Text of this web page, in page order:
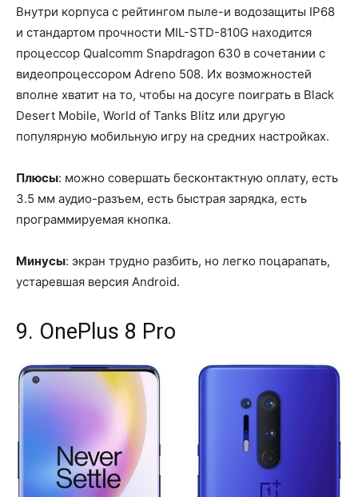
Внутри корпуса с рейтингом пыле-и водозащиты IP68
и стандартом прочности MIL-STD-810G находится
процессор Qualcomm Snapdragon 630 в сочетании с
видеопроцессором Adreno 508. Их возможностей
вполне хватит на то, чтобы на досуге поиграть в Black
Desert Mobile, World of Tanks Blitz или другую
популярную мобильную игру на средних настройках.
Плюсы: можно совершать бесконтактную оплату, есть
3.5 мм аудио-разъем, есть быстрая зарядка, есть
программируемая кнопка.
Минусы: экран трудно разбить, но легко поцарапать,
устаревшая версия Android.
9. OnePlus 8 Pro